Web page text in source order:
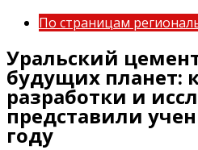
По страницам
Уральский
будущих планет:
разработки и
представили
году